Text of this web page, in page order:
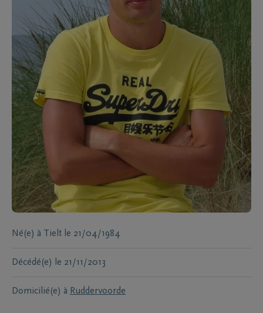
Né(e) à Tielt le 21/04/1984
Décédé(e) le 21/11/2013
Domicilié(e) à Ruddervoorde